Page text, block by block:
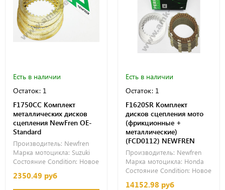
Есть в наличии
Остаток: 1
F1750CC Комплект
металлических дисков
сцепления NewFren OE-
Standard
Производитель: Newfren
Марка мотоцикла: Suzuki
Состояние Condition: Новое
2350.49 руб
Есть в наличии
Остаток: 1
F1620SR Комплект
дисков сцепления мото
(фрикционные +
металлические)
(FCD0112) NEWFREN
Производитель: Newfren
Марка мотоцикла: Honda
Состояние Condition: Новое
14152.98 руб